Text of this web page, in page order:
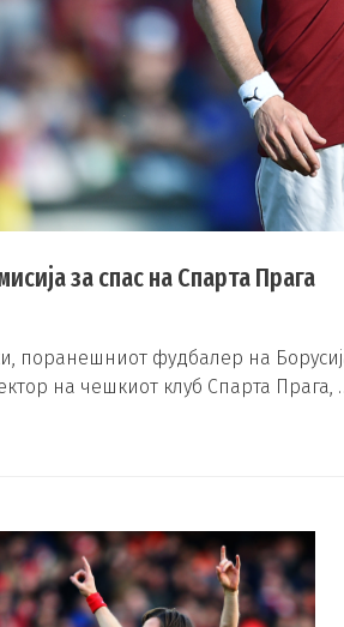
за спас на Спарта Прага
поранешниот фудбалер на
на чешкиот клуб Спарта Прага,